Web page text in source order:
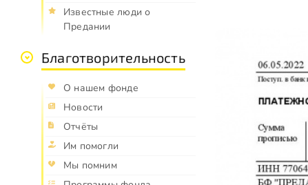
Известные люди о
Предании
Благотворительность
О нашем фонде
Новости
Отчёты
Им помогли
Мы помним